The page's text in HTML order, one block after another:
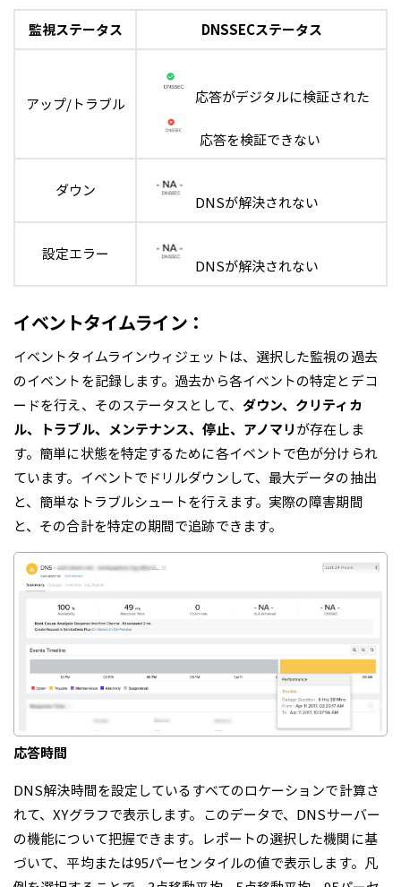
監視ステータス DNSSECステータス
アップ/トラブル 応答がデジタルに検証された
応答を検証できない
ダウン
DNSが解決されない
設定エラー
DNSが解決されない
イベントタイムライン：
イベントタイムラインウィジェットは、選択した監視の過去
のイベントを記録します。過去から各イベントの特定とデコ
ードを行え、そのステータスとして、 ダウン、クリティカ
ル、トラブル、メンテナンス、停止、アノマリが存在しま
す。簡単に状態を特定するために各イベントで色が分けられ
ています。イベントでドリルダウンして、最大データの抽出
と、簡単なトラブルシュートを行えます。実際の障害期間
と、その合計を特定の期間で追跡できます。
応答時間
DNS解決時間を設定しているすべてのロケーションで計算さ
れて、XYグラフで表示します。このデータで、DNSサーバー
の機能について把握できます。レポートの選択した機関に基
づいて、平均または95パーセンタイルの値で表示します。凡